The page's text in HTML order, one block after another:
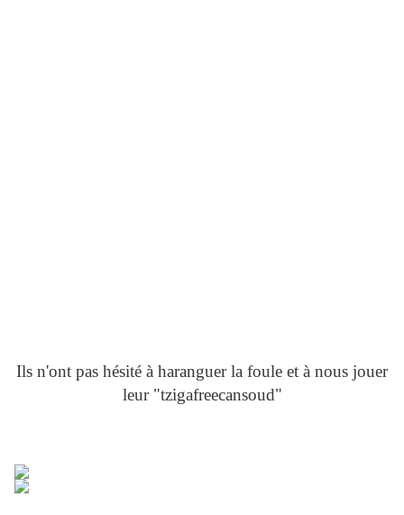
Ils n'ont pas hésité à haranguer la foule et à nous jouer
leur "tzigafreecansoud"